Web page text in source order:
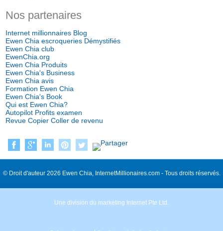
Nos partenaires
Internet millionnaires Blog
Ewen Chia escroqueries Démystifiés
Ewen Chia club
EwenChia.org
Ewen Chia Produits
Ewen Chia's Business
Ewen Chia avis
Formation Ewen Chia
Ewen Chia's Book
Qui est Ewen Chia?
Autopilot Profits examen
Revue Copier Coller de revenu
© Droit d'auteur 2026 Ewen Chia, InternetMillionaires.com - Tous droits réservés.
Une division du marketing Internet Pte Ltd.